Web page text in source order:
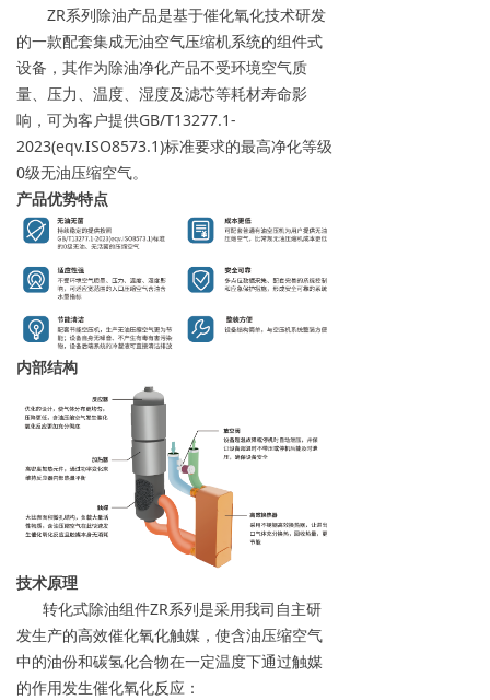
ZR系列除油产品是基于催化氧化技术研发
的一款配套集成无油空气压缩机系统的组件式
设备，其作为除油净化产品不受环境空气质
量、压力、温度、湿度及滤芯等耗材寿命影
响，可为客户提供GB/T13277.1-
2023(eqv.ISO8573.1)标准要求的最高净化等级
0级无油压缩空气。
产品优势特点
内部结构
技术原理
转化式除油组件ZR系列是采用我司自主研
发生产的高效催化氧化触媒，使含油压缩空气
中的油份和碳氢化合物在一定温度下通过触媒
的作用发生催化氧化反应：